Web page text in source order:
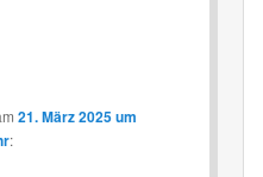
21. März 2025 um
: